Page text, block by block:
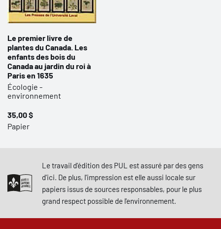
Le premier livre de
plantes du Canada. Les
enfants des bois du
Canada au jardin du roi à
Paris en 1635
Écologie -
environnement
35,00 $
Papier
Le travail d'édition des PUL est assuré par des gens
d'ici. De plus, l'impression est elle aussi locale sur
papiers issus de sources responsables, pour le plus
grand respect possible de l'environnement.